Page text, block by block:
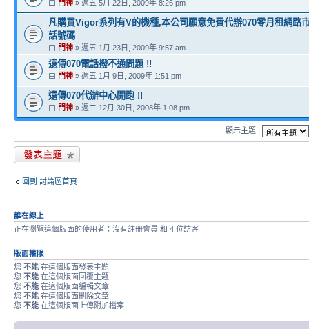
由 門神 » 週五 5月 22日, 2009年 8:26 pm
凡購買Vigor系列有V的機種,本公司願意免費代辦070零月租網路
話號碼
由 門神 » 週五 1月 23日, 2009年 9:57 am
遠傳070電話撥不通問題 !!
由 門神 » 週五 1月 9日, 2009年 1:51 pm
遠傳070代辦中心開跑 !!
由 門神 » 週二 12月 30日, 2008年 1:08 pm
顯示主題 :
發表新主題
回到 討論區首頁
誰在線上
正在瀏覽這個版面的使用者：沒有註冊會員 和 4 位訪客
版面權限
您 不能 在這個版面發表主題
您 不能 在這個版面回覆主題
您 不能 在這個版面編輯文章
您 不能 在這個版面刪除文章
您 不能 在這個版面上傳附加檔案